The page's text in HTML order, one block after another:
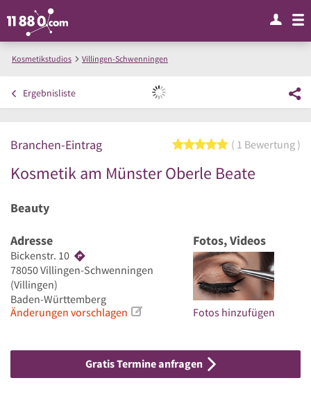
Kosmetikstudios
Villingen-Schwenningen
Ergebnisliste
Branchen-Eintrag 5 von 5 Sternen
1 Bewertung
Kosmetik am Münster Oberle Beate
Beauty
Adresse
Bickenstr. 10
78050Villingen-Schwenningen
(Villingen)
Baden-Württemberg
Änderungen vorschlagen
Fotos, Videos
Fotos hinzufügen
Gratis Termine anfragen